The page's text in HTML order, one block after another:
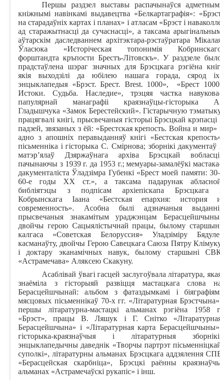
Першы раздзел выставы распачынаўся
кніжнымі навінкамі выдавецтва «Белкартаграфія»:
на старадаўніх картах і планах» і атласам «Брэст і
ад старажытнасці да сучаснасці», а таксама
аўтарскім даследваннем архітэктара-рэстаўратара
Ўласюка «Исторіческая топонимія
форштандта кръпости Брестъ-Літовскъ». У раздзеле
прадстаўлена шэраг значных для Брэсцкага рэгіёна
якія выходзілі да юбілею нашага горада, сярод
энцыклапедыя «Брэст. Брест. Brest. 1000»,
«Брест
Истоки. Судьба. Наследие», трэцяя частка
папулярнай манаграфіі краязнаўцы-гісторыка
Гладышчука «Замок Берестейский». Гістарычную
працягвалі кнігі, прысвечаныя гісторыі Брэсцкай крэпасці
падзей, звязаных з ёй: «Брестская крепость. Война и мир»
адно з апошніх перавыданняў кнігі «Бестская
пісьменніка і гісторыка С. Смірнова; зборнікі дакументаў
матэр’ялаў Дзяржаўнага архіва Брэсцкай
пачынаючы з 1939 г. да 1953 г.; мемуары-замалёўкі
дакументаліста Ўладзімра Губенкі «Брест моей памяти:
60-е годы XX ст.», а таксама падарунак
библіятэцы з подпісам архіепіскапа Брэсцкага
Кобрынскага Іаана «Бестская епархия: история
современность». Асобна былі адзначаныя
прысвечаныя знакамітым ураджэнцам
двойчы герою Сацыялістычнай працы, былому
калгаса «Советская Белоруссия» Уладзіміру
касманаўту, двойчы Герою Савецкага Саюза Пятру
і доктару эканамічных навук, былому старшыні
«Астрамечава» Аляксею Скакуну.
Асаблівай ўвагі гасцей заслугоўвала літаратура,
знаёміла з гісторыяй развіцця мастацкага слова
Берасцейшчынай: альбом з фатаздымкамі і
мясцовых пісьменнікаў 70-х гг. «Літаратурная
першы літаратурна-мастацкі альманах рэгіёна 1958
«Брэст», працы В. Ляшук і Г. Снітко
Берасцейшчына» і «Літаратурная карта
гісторыка-краязнаўчыя і літаратурныя
энцыклапедычны даведнік «Творчы партрэт
суполкі», літаратурны альманах Брэсцкага аддзялення
«Берасцейская скарбніца», Брэсцкі раённы
альманах «Астрамечаўскі рукапіс» і інш.